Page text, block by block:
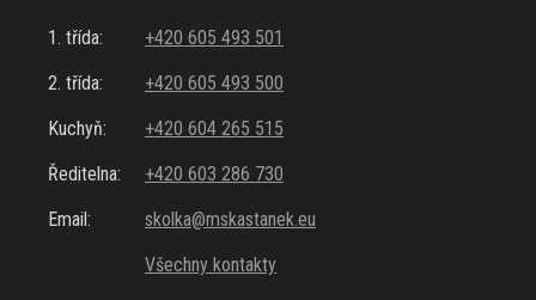
1. třída:
+420 605 493 501
2. třída:
+420 605 493 500
Kuchyň:
+420 604 265 515
Ředitelna:
+420 603 286 730
Email:
skolka@mskastanek.eu
Všechny kontakty